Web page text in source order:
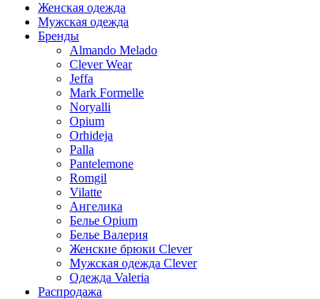
Женская одежда
Мужская одежда
Бренды
Almando Melado
Clever Wear
Jeffa
Mark Formelle
Noryalli
Opium
Orhideja
Palla
Pantelemone
Romgil
Vilatte
Ангелика
Белье Opium
Белье Валерия
Женские брюки Clever
Мужская одежда Clever
Одежда Valeria
Распродажа